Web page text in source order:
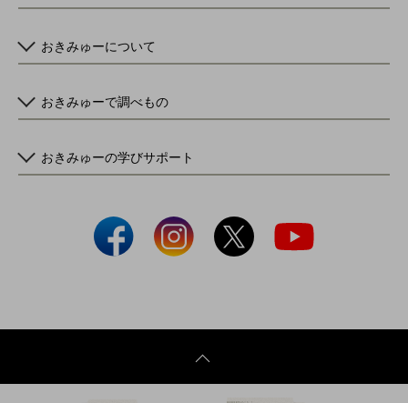
おきみゅーについて
おきみゅーで調べもの
おきみゅーの学びサポート